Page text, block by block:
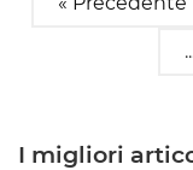
I migliori